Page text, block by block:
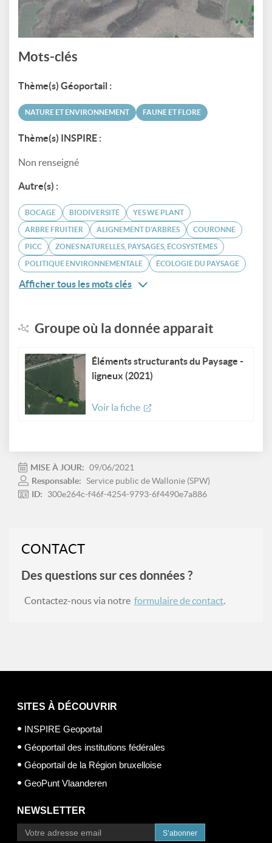
Mots-clés
Thème(s) Géoportail :
NATURE ET ENVIRONNEMENT FAUNE ET FLORE
Thème(s) INSPIRE :
Non renseigné
Autre(s) :
BOCAGE BIODIVERSITÉ YES WE PLANT
ARBRE FRUITIER ALIGNEMENT D'ARBRES COURONNE
PICC ZONES NATURELLES, PAYSAGES, ÉCOSYSTÈMES
POLITIQUE ENVIRONNEMENTALE ÉCOLOGIE DU PAYSAGE
Afficher tous les mots clés
Groupe où la donnée apparait
Éléments structurants du Paysage -
ligneux (2021)
Voir la fiche
MISE À JOUR: 09/06/2021
Responsable: Service public de Wallonie (SPW)
ID:
300e264c-f46f-4254-9793-6f4490e7a886
CONTACT
Des questions sur ces données ?
Contactez-nous via notre formulaire de contact.
SITES À DÉCOUVRIR
INSPIRE Geoportal
Géoportail des institutions fédérales
Géoportail de la Région bruxelloise
GeoPunt Vlaanderen
NEWSLETTER
S’abonner